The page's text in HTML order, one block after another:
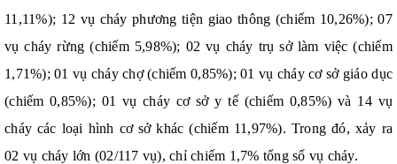
11,11%); 12 vụ cháy phương tiện giao thông (chiếm 10,26%); 07
vụ cháy rừng (chiếm 5,98%); 02 vụ cháy trụ sở làm việc (chiếm
1,71%); 01 vụ cháy chợ (chiếm 0,85%); 01 vụ cháy cơ sở giáo dục
(chiếm 0,85%); 01 vụ cháy cơ sở y tế (chiếm 0,85%) và 14 vụ
cháy các loại hình cơ sở khác (chiếm 11,97%). Trong đó, xảy ra
02 vụ cháy lớn (02/117 vụ), chỉ chiếm 1,7% tổng số vụ cháy.